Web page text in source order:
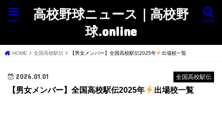
高校野球ニュース｜高校野
球.online
search
menu
HOME 全国高校駅伝 【男女メンバー】全国高校駅伝2025年 出場校一覧
全国高校駅伝
2026.01.01
【男女メンバー】全国高校駅伝2025年 出場校一覧